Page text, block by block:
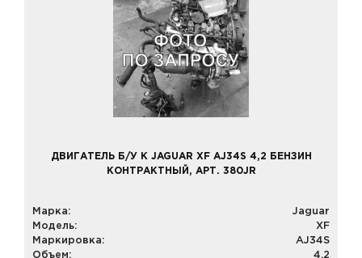
ДВИГАТЕЛЬ Б/У К JAGUAR XF AJ34S 4,2 БЕНЗИН
КОНТРАКТНЫЙ, АРТ. 380JR
Марка:
Jaguar
Модель:
XF
Маркировка:
AJ34S
Объем:
4,2